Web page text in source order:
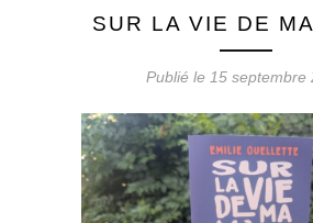
SUR LA VIE DE
Publié le 15 septembre